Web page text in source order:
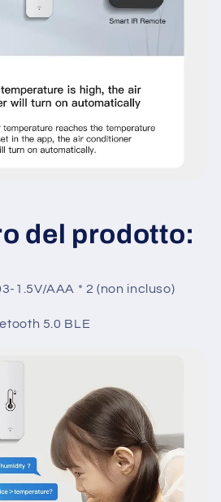
del prodotto:
1.5V/AAA * 2 (non incluso)
5.0 BLE